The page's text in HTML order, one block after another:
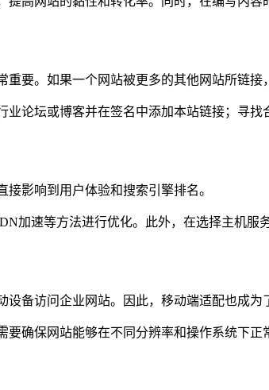
要。如果一个网站被更多的其他网站所链
论坛或博客并在签名中添加本站链接；寻
影响到用户体验和搜索引擎排名。
加速等方法进行优化。此外，在选择主机服
备访问企业网站。因此，移动端适配也成为
确保网站能够在不同分辨率和操作系统下正